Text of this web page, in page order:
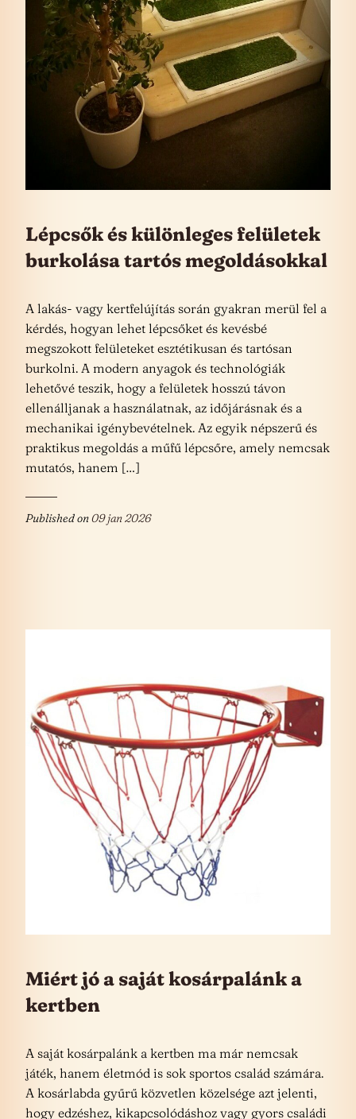
Lépcsők és különleges felületek
burkolása tartós megoldásokkal
A lakás- vagy kertfelújítás során gyakran merül fel a
kérdés, hogyan lehet lépcsőket és kevésbé
megszokott felületeket esztétikusan és tartósan
burkolni. A modern anyagok és technológiák
lehetővé teszik, hogy a felületek hosszú távon
ellenálljanak a használatnak, az időjárásnak és a
mechanikai igénybevételnek. Az egyik népszerű és
praktikus megoldás a műfű lépcsőre, amely nemcsak
mutatós, hanem […]
Published on09 jan 2026
Miért jó a saját kosárpalánk a
kertben
A saját kosárpalánk a kertben ma már nemcsak
játék, hanem életmód is sok sportos család számára.
A kosárlabda gyűrű közvetlen közelsége azt jelenti,
hogy edzéshez, kikapcsolódáshoz vagy gyors családi